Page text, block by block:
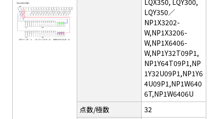
LQY350／
NP1X3202-
W,NP1X3206-
W,NP1X6406-
W,NP1Y32T09P1,
NP1Y64T09P1,NP
1Y32U09P1,NP1Y6
4U09P1,NP1W640
6T,NP1W6406U
点数/極数
32